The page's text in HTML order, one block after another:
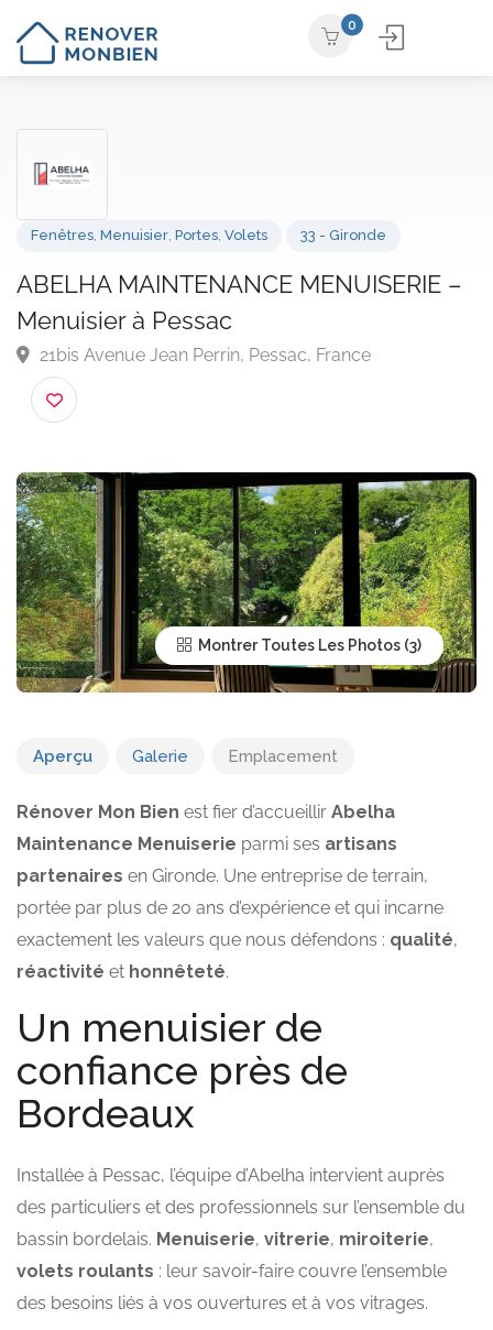
0
ABELHA MAINTENANCE MENUISERIE
Menuisier à Pessac
21bis Avenue Jean Perrin, Pessac, France
Montrer Toutes Les Photos
Aperçu Galerie Emplacement
Rénover Mon Bien est fier d’accueillir Abelha
Maintenance Menuiserie parmi ses artisans
partenaires en Gironde. Une entreprise de terrain,
portée par plus de 20 ans d’expérience et qui incarne
exactement les valeurs que nous défendons : qualité,
réactivité et honnêteté.
Un menuisier de
confiance près de
Bordeaux
Installée à Pessac, l’équipe d’Abelha intervient auprès
des particuliers et des professionnels sur l’ensemble du
bassin bordelais. Menuiserie, vitrerie, miroiterie,
volets roulants : leur savoir-faire couvre l’ensemble
des besoins liés à vos ouvertures et à vos vitrages.